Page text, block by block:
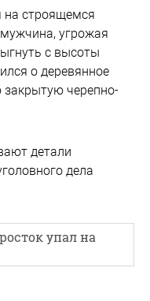
на строящемся
угрожая
с высоты
о деревянное
черепно-
детали
дела
упал на